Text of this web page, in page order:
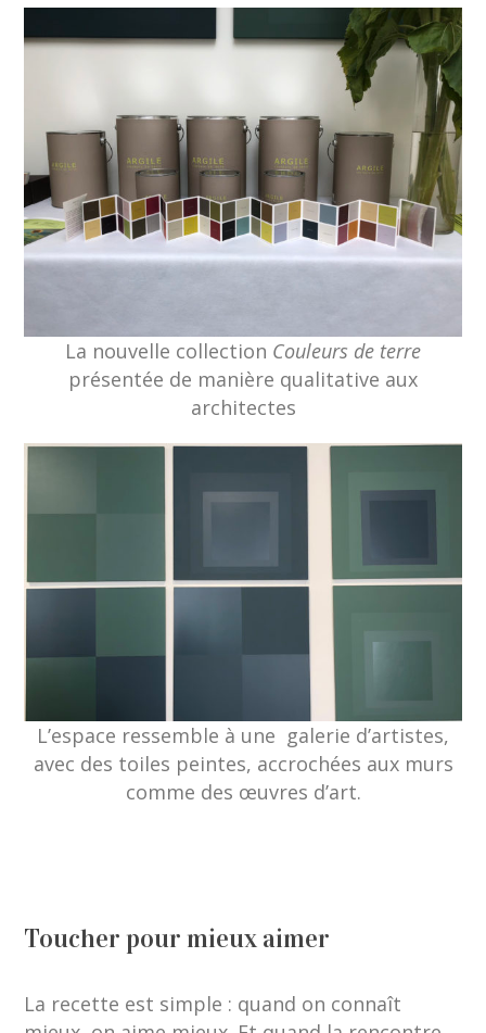
La nouvelle collection Couleurs de terre
présentée de manière qualitative aux
architectes
L’espace ressemble à une galerie d’artistes,
avec des toiles peintes, accrochées aux murs
comme des œuvres d’art.
Toucher pour mieux aimer
La recette est simple : quand on connaît